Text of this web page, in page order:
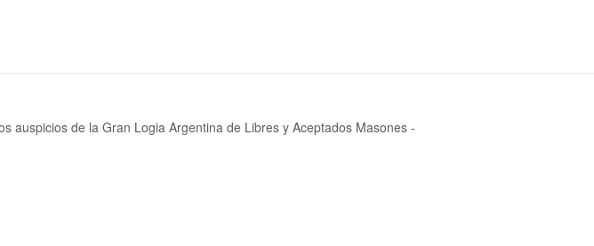
auspicios de la Gran Logia Argentina de Libres y Aceptados Masones -